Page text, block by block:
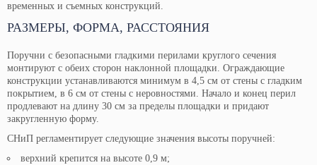
временных и съемных конструкций.
РАЗМЕРЫ, ФОРМА, РАССТОЯНИЯ
Поручни с безопасными гладкими перилами круглого сечения
монтируют с обеих сторон наклонной площадки. Ограждающие
конструкции устанавливаются минимум в 4,5 см от стены с гладким
покрытием, в 6 см от стены с неровностями. Начало и конец перил
продлевают на длину 30 см за пределы площадки и придают
закругленную форму.
СНиП регламентирует следующие значения высоты поручней:
верхний крепится на высоте 0,9 м;